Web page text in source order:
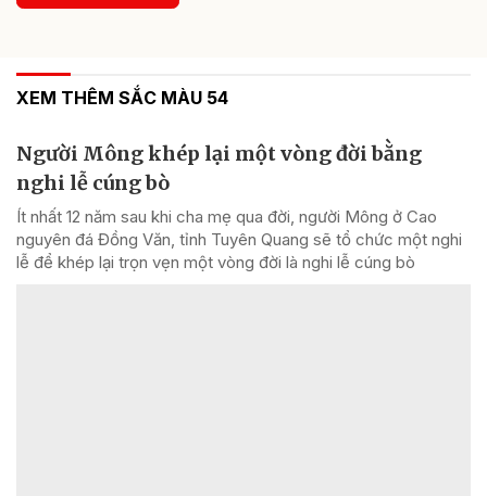
XEM THÊM SẮC MÀU 54
Người Mông khép lại một vòng đời bằng
nghi lễ cúng bò
Ít nhất 12 năm sau khi cha mẹ qua đời, người Mông ở Cao
nguyên đá Đồng Văn, tỉnh Tuyên Quang sẽ tổ chức một nghi
lễ để khép lại trọn vẹn một vòng đời là nghi lễ cúng bò